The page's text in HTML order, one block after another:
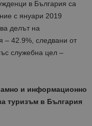
в България са
с януари 2019
делът на
– 42.9%, следвани от
служебна цел –
и информационно
туризъм в България